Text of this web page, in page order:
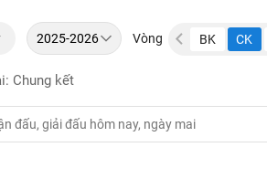
Vòng
1/8 1/16 Khác TK BK CK
Chung kết